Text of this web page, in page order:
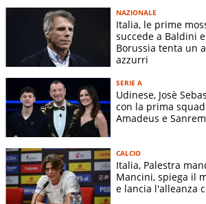
NAZIONALE
Italia, le prime
succede a Baldini
Borussia tenta un
azzurri
SERIE A
Udinese, Josè
con la prima
Amadeus e
CALCIO
Italia, Palestra
Mancini, spiega il
e lancia l'alleanza